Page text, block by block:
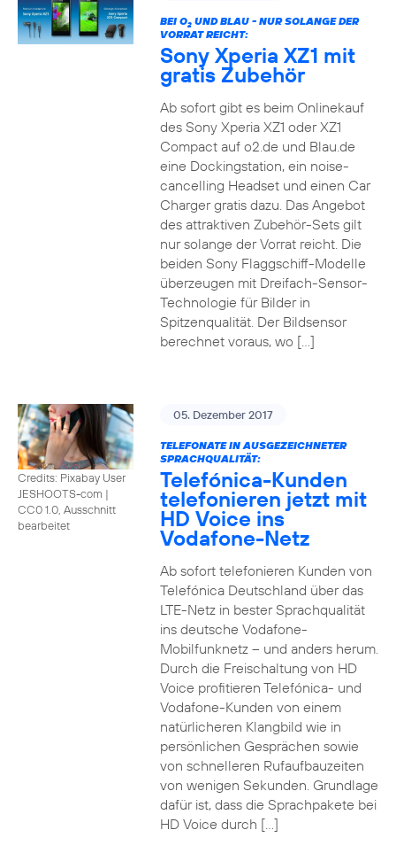
BEI O2UND BLAU - NUR SOLANGE DER
VORRAT REICHT:
Sony Xperia XZ1 mit
gratis Zubehör
Ab sofort gibt es beim Onlinekauf
des Sony Xperia XZ1 oder XZ1
Compact auf o2.de und Blau.de
eine Dockingstation, ein noise-
cancelling Headset und einen Car
Charger gratis dazu. Das Angebot
des attraktiven Zubehör-Sets gilt
nur solange der Vorrat reicht. Die
beiden Sony Flaggschiff-Modelle
überzeugen mit Dreifach-Sensor-
Technologie für Bilder in
Spitzenqualität. Der Bildsensor
berechnet voraus, wo […]
Credits: Pixabay User
JESHOOTS-com |
CC0 1.0, Ausschnitt
bearbeitet
05. Dezember 2017
TELEFONATE IN AUSGEZEICHNETER
SPRACHQUALITÄT:
Telefónica-Kunden
telefonieren jetzt mit
HD Voice ins
Vodafone-Netz
Ab sofort telefonieren Kunden von
Telefónica Deutschland über das
LTE-Netz in bester Sprachqualität
ins deutsche Vodafone-
Mobilfunknetz – und anders herum.
Durch die Freischaltung von HD
Voice profitieren Telefónica- und
Vodafone-Kunden von einem
natürlicheren Klangbild wie in
persönlichen Gesprächen sowie
von schnelleren Rufaufbauzeiten
von wenigen Sekunden. Grundlage
dafür ist, dass die Sprachpakete bei
HD Voice durch […]